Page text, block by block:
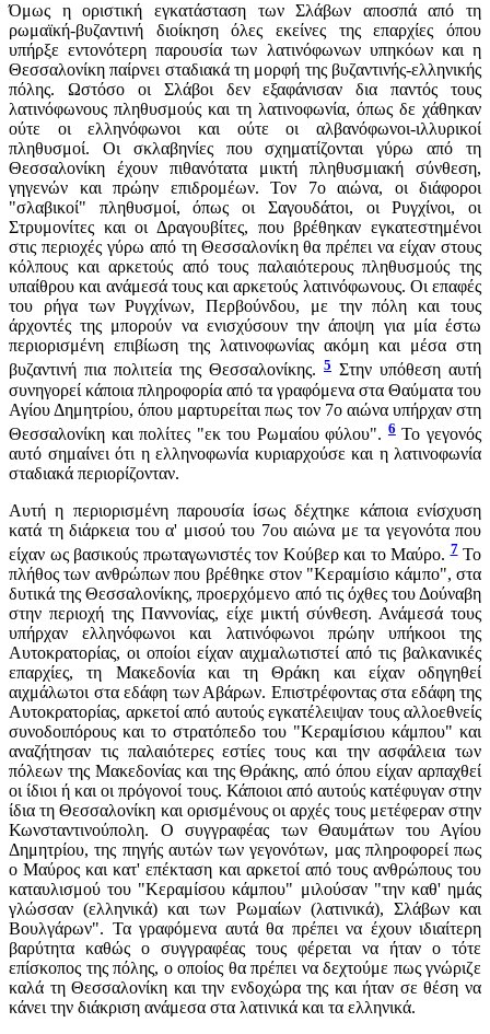
Όμως η οριστική εγκατάσταση των Σλάβων αποσπά από τη
ρωμαϊκή-βυζαντινή διοίκηση όλες εκείνες της επαρχίες όπου
υπήρξε εντονότερη παρουσία των λατινόφωνων υπηκόων και η
Θεσσαλονίκη παίρνει σταδιακά τη μορφή της βυζαντινής-ελληνικής
πόλης. Ωστόσο οι Σλάβοι δεν εξαφάνισαν δια παντός τους
λατινόφωνους πληθυσμούς και τη λατινοφωνία, όπως δε χάθηκαν
ούτε οι ελληνόφωνοι και ούτε οι αλβανόφωνοι-ιλλυρικοί
πληθυσμοί. Οι σκλαβηνίες που σχηματίζονται γύρω από τη
Θεσσαλονίκη έχουν πιθανότατα μικτή πληθυσμιακή σύνθεση,
γηγενών και πρώην επιδρομέων. Τον 7ο αιώνα, οι διάφοροι
"σλαβικοί" πληθυσμοί, όπως οι Σαγουδάτοι, οι Ρυγχίνοι, οι
Στρυμονίτες και οι Δραγουβίτες, που βρέθηκαν εγκατεστημένοι
στις περιοχές γύρω από τη Θεσσαλονίκη θα πρέπει να είχαν στους
κόλπους και αρκετούς από τους παλαιότερους πληθυσμούς της
υπαίθρου και ανάμεσά τους και αρκετούς λατινόφωνους. Οι επαφές
του ρήγα των Ρυγχίνων, Περβούνδου, με την πόλη και τους
άρχοντές της μπορούν να ενισχύσουν την άποψη για μία έστω
περιορισμένη επιβίωση της λατινοφωνίας ακόμη και μέσα στη
βυζαντινή πια πολιτεία της Θεσσαλονίκης. 5 Στην υπόθεση αυτή
συνηγορεί κάποια πληροφορία από τα γραφόμενα στα Θαύματα του
Αγίου Δημητρίου, όπου μαρτυρείται πως τον 7ο αιώνα υπήρχαν στη
Θεσσαλονίκη και πολίτες "εκ του Ρωμαίου φύλου".6Το γεγονός
αυτό σημαίνει ότι η ελληνοφωνία κυριαρχούσε και η λατινοφωνία
σταδιακά περιορίζονταν.
Αυτή η περιορισμένη παρουσία ίσως δέχτηκε κάποια ενίσχυση
κατά τη διάρκεια του α' μισού του 7ου αιώνα με τα γεγονότα που
είχαν ως βασικούς πρωταγωνιστές τον Κούβερ και το Μαύρο.7Το
πλήθος των ανθρώπων που βρέθηκε στον "Κεραμίσιο κάμπο", στα
δυτικά της Θεσσαλονίκης, προερχόμενο από τις όχθες του Δούναβη
στην περιοχή της Παννονίας, είχε μικτή σύνθεση. Ανάμεσά τους
υπήρχαν ελληνόφωνοι και λατινόφωνοι πρώην υπήκοοι της
Αυτοκρατορίας, οι οποίοι είχαν αιχμαλωτιστεί από τις βαλκανικές
επαρχίες, τη Μακεδονία και τη Θράκη και είχαν οδηγηθεί
αιχμάλωτοι στα εδάφη των Αβάρων. Επιστρέφοντας στα εδάφη της
Αυτοκρατορίας, αρκετοί από αυτούς εγκατέλειψαν τους αλλοεθνείς
συνοδοιπόρους και το στρατόπεδο του "Κεραμίσιου κάμπου" και
αναζήτησαν τις παλαιότερες εστίες τους και την ασφάλεια των
πόλεων της Μακεδονίας και της Θράκης, από όπου είχαν αρπαχθεί
οι ίδιοι ή και οι πρόγονοί τους. Κάποιοι από αυτούς κατέφυγαν στην
ίδια τη Θεσσαλονίκη και ορισμένους οι αρχές τους μετέφεραν στην
Κωνσταντινούπολη. Ο συγγραφέας των Θαυμάτων του Αγίου
Δημητρίου, της πηγής αυτών των γεγονότων, μας πληροφορεί πως
ο Μαύρος και κατ' επέκταση και αρκετοί από τους ανθρώπους του
καταυλισμού του "Κεραμίσου κάμπου" μιλούσαν "την καθ' ημάς
γλώσσαν (ελληνικά) και των Ρωμαίων (λατινικά), Σλάβων και
Βουλγάρων". Τα γραφόμενα αυτά θα πρέπει να έχουν ιδιαίτερη
βαρύτητα καθώς ο συγγραφέας τους φέρεται να ήταν ο τότε
επίσκοπος της πόλης, ο οποίος θα πρέπει να δεχτούμε πως γνώριζε
καλά τη Θεσσαλονίκη και την ενδοχώρα της και ήταν σε θέση να
κάνει την διάκριση ανάμεσα στα λατινικά και τα ελληνικά.